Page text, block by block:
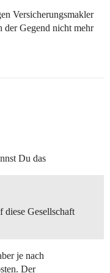
Versicherungsmakler
der Gegend nicht mehr
Du das
diese Gesellschaft
je nach
Der